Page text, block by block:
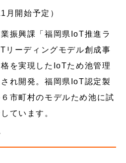
月開始予定）
振興課「福岡県IoT推進ラ
リーディングモデル創成事
を実現したIoTため池管理
れ開発。福岡県IoT認定製
市町村のモデルため池に試
ています。